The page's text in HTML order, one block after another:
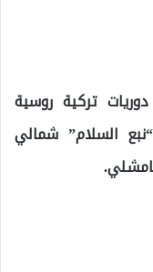
تركية روسية
السلام” شمالي